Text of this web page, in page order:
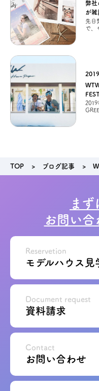
公
弊社
が雑
まし
先日
で、
2019
TOP ブログ記事
ま
お問い合
モデルハウス見
Reservetion
資料請求
Document request
お問い合わせ
Contact